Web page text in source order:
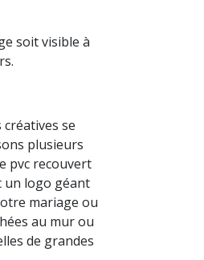
soit visible à
se
plusieurs
pvc recouvert
un logo géant
mariage ou
au mur ou
de grandes